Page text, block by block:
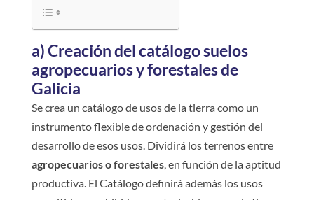
a) Creación del catálogo suelos
agropecuarios y forestales de
Galicia
Se crea un catálogo de usos de la tierra como un
instrumento flexible de ordenación y gestión del
desarrollo de esos usos. Dividirá los terrenos entre
agropecuarios o forestales, en función de la aptitud
productiva. El Catálogo definirá además los usos